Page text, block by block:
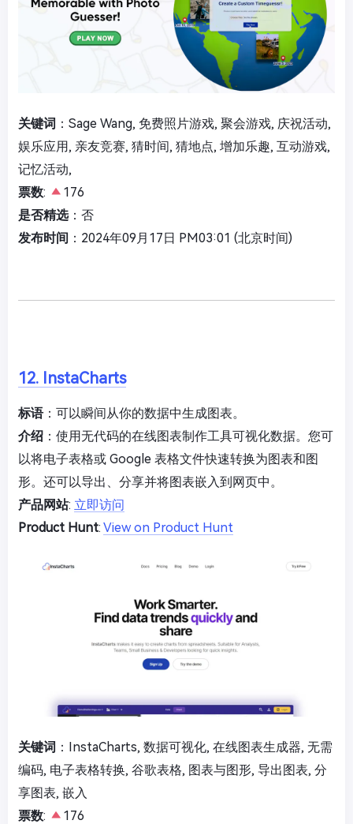
关键词 ：Sage Wang, 免费照片游戏, 聚会游戏, 庆祝活动,
娱乐应用, 亲友竞赛, 猜时间, 猜地点, 增加乐趣, 互动游戏,
记忆活动,
票数:
176
是否精选：否
发布时间 ：2024年09月17日 PM03:01 (北京时间)
12. InstaCharts
标语：可以瞬间从你的数据中生成图表。
介绍 ：使用无代码的在线图表制作工具可视化数据。您可
以将电子表格或 Google 表格文件快速转换为图表和图
形。还可以导出、分享并将图表嵌入到网页中。
产品网站: 立即访问
Product Hunt: View on Product Hunt
关键词 ：InstaCharts, 数据可视化, 在线图表生成器, 无需
编码, 电子表格转换, 谷歌表格, 图表与图形, 导出图表, 分
享图表, 嵌入
票数:
176